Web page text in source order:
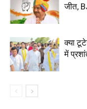
जीत,
क्या
में